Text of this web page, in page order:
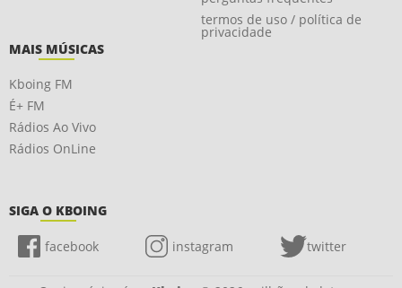
termos de uso / política de
privacidade
MAIS MÚSICAS
Kboing FM
É+ FM
Rádios Ao Vivo
Rádios OnLine
SIGA O KBOING
facebook instagram twitter